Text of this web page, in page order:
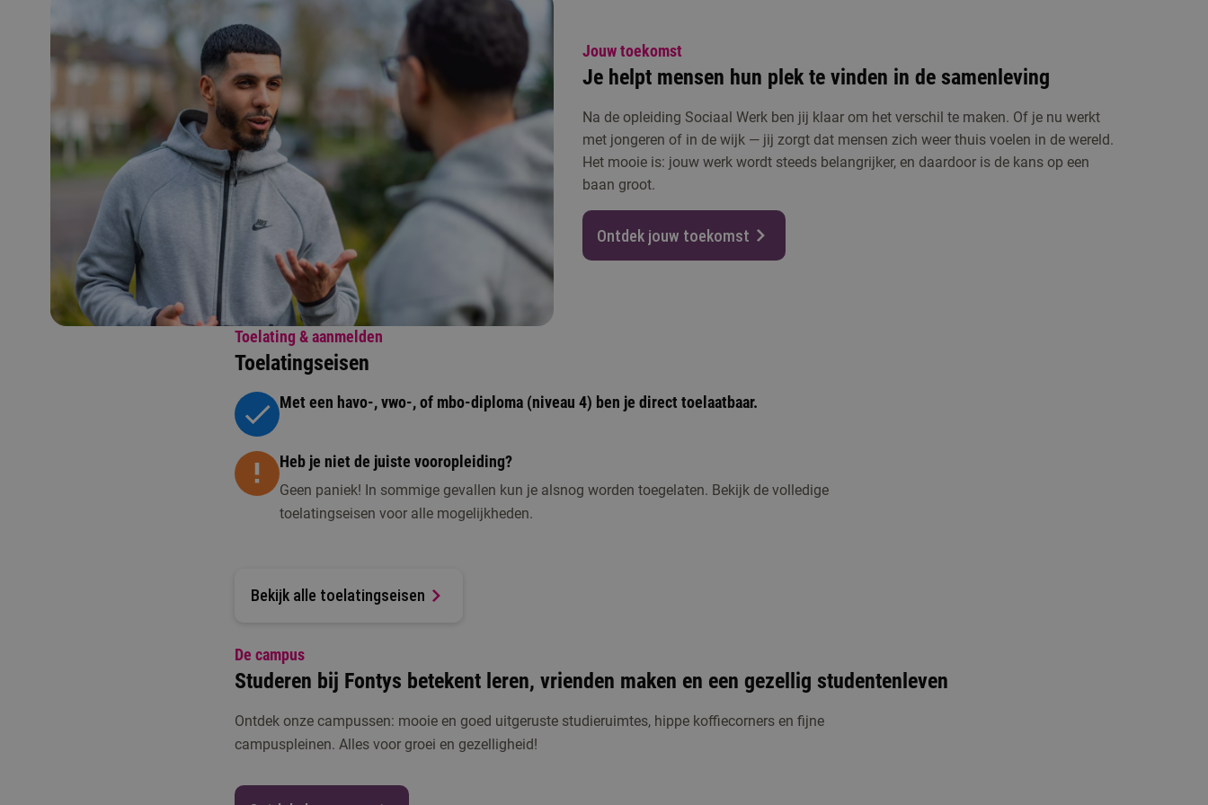
Jouw toekomst
Je helpt mensen hun plek te vinden in de samenleving
Na de opleiding Sociaal Werk ben jij klaar om het verschil te maken. Of je nu werkt
met jongeren of in de wijk — jij zorgt dat mensen zich weer thuis voelen in de wereld.
Het mooie is: jouw werk wordt steeds belangrijker, en daardoor is de kans op een
baan groot.
Ontdek jouw toekomst
Toelating & aanmelden
Toelatingseisen
Met een havo-, vwo-, of mbo-diploma (niveau 4) ben je direct toelaatbaar.
Heb je niet de juiste vooropleiding?
Geen paniek! In sommige gevallen kun je alsnog worden toegelaten. Bekijk de volledige
toelatingseisen voor alle mogelijkheden.
Bekijk alle toelatingseisen
De campus
Studeren bij Fontys betekent leren, vrienden maken en een gezellig studentenleven
Ontdek onze campussen: mooie en goed uitgeruste studieruimtes, hippe koffiecorners en fijne
campuspleinen. Alles voor groei en gezelligheid!